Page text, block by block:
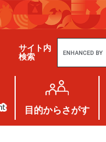
サイト内
検索
g
e
カ
タ
ム
検
目的からさがす